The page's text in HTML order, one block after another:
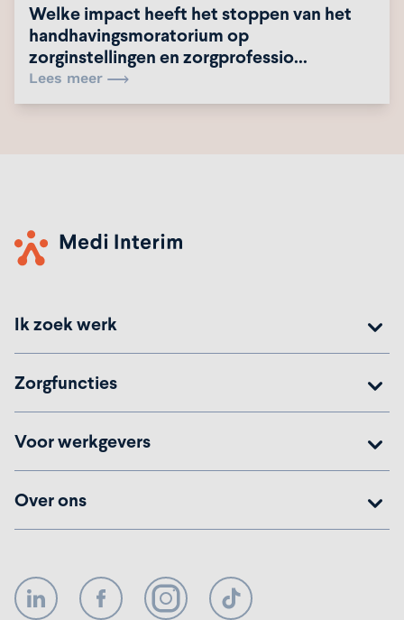
Welke impact heeft het stoppen van het
handhavingsmoratorium op
zorginstellingen en zorgprofessio...
Lees meer
Ik zoek werk
Zorgfuncties
Voor werkgevers
Over ons
LinkedIn FacebookInstagramTikTok